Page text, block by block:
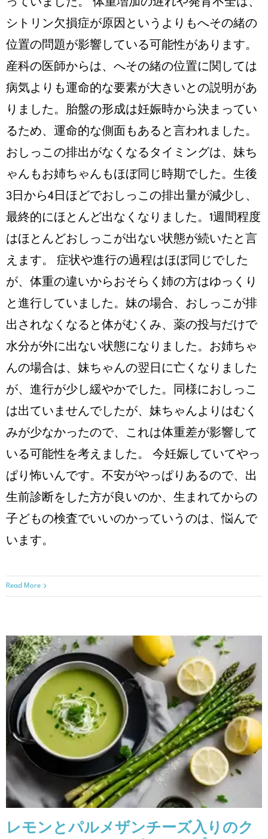
っていました。 体重増加の遅れや発育不全は、
シトリン欠損症が原因というよりもへその緒の
位置の問題が影響している可能性があります。
産科の医師からは、へその緒の位置に関しては
病気よりも運命的な要素が大きいとの説明があ
りました。胎盤の形成は妊娠時から決まってい
るため、運命的な側面もあると言われました。
おしっこの排出がなくなるタイミングは、妹ち
ゃんもお姉ちゃんもほぼ同じ時期でした。生後
3日から4日ほどでおしっこの排出量が減少し、
最終的にほとんど出なくなりました。1週間程度
はほとんどおしっこが出ない状態が続いたと言
えます。 症状や進行の過程はほぼ同じでした
が、体重の違いからおそらく姉の方はゆっくり
と進行していました。妹の場合、おしっこが排
出されなくなると体がむくみ、薬の投与だけで
水分が外に出ない状態になりました。お姉ちゃ
んの場合は、妹ちゃんの翌日に亡くなりました
が、進行が少し緩やかでした。同様におしっこ
は出ていませんでしたが、妹ちゃんよりはむく
みが少なかったので、これは体重差が影響して
いる可能性を考えました。 今妊娠していてやっ
ぱり怖いんです。不安がやっぱりあるので、出
生前診断をした方が良いのか、生まれてからの
子どもの検査でいいのかっていうのは、悩んで
います。
Read More
レモンとパルメザンチーズ⼊り
のクリーミーアスパラガススー
プ
レシピ 季節のレシピ 春編
レモンとパルメザンチーズ⼊りのク